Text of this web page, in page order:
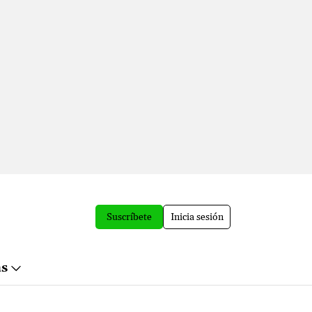
Suscríbete Inicia sesión